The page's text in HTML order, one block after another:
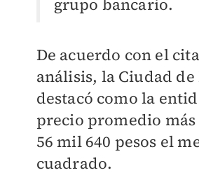
grupo bancario.
De acuerdo con el
análisis, la Ciudad
destacó como la
precio promedio
56 mil 640 pesos el
cuadrado.